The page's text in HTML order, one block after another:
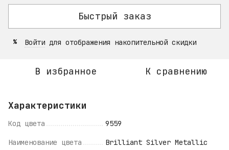
Быстрый заказ
% Войти для отображения накопительной скидки
В избранное К сравнению
Характеристики
Код цвета 9559
Наименование цвета Brilliant Silver Metallic